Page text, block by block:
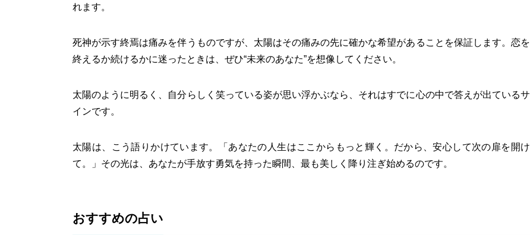
れます。
死神が示す終焉は痛みを伴うものですが、太陽はその痛みの先に確かな希望があることを保証します。恋を
終えるか続けるかに迷ったときは、ぜひ“未来のあなた”を想像してください。
太陽のように明るく、自分らしく笑っている姿が思い浮かぶなら、それはすでに心の中で答えが出ているサ
インです。
太陽は、こう語りかけています。「あなたの人生はここからもっと輝く。だから、安心して次の扉を開け
て。」その光は、あなたが手放す勇気を持った瞬間、最も美しく降り注ぎ始めるのです。
おすすめの占い